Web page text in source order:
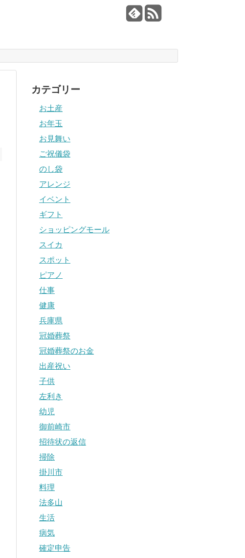
カテゴリー
お土産
お年玉
お見舞い
ご祝儀袋
のし袋
アレンジ
イベント
ギフト
ショッピングモール
スイカ
スポット
ピアノ
仕事
健康
兵庫県
冠婚葬祭
冠婚葬祭のお金
出産祝い
子供
左利き
幼児
御前崎市
招待状の返信
掃除
掛川市
料理
法多山
生活
病気
確定申告